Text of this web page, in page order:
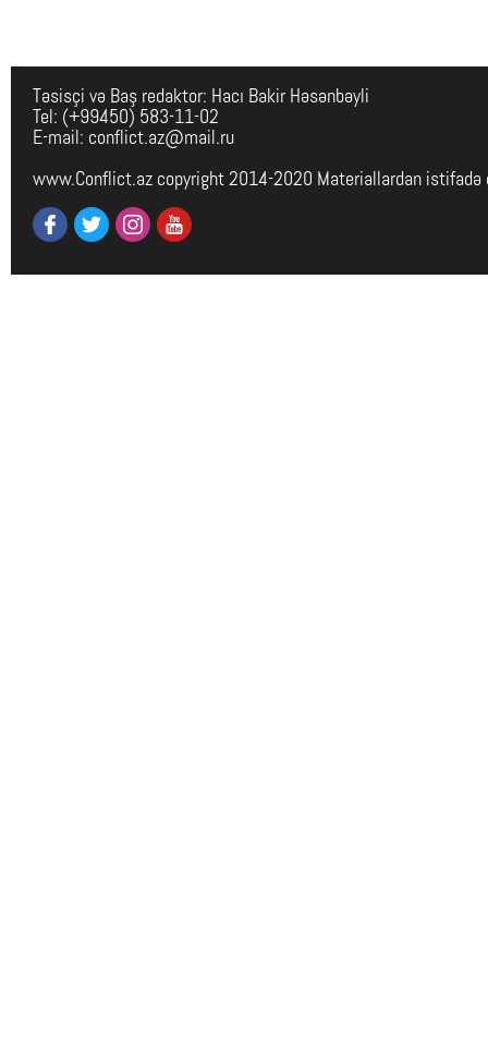
Təsisçi və Baş redaktor: Hacı Bakir Həsənbəyli
Tel: (+99450) 583-11-02
E-mail: conflict.az@mail.ru
www.Conflict.az copyright 2014-2020 Materiallardan istifadə